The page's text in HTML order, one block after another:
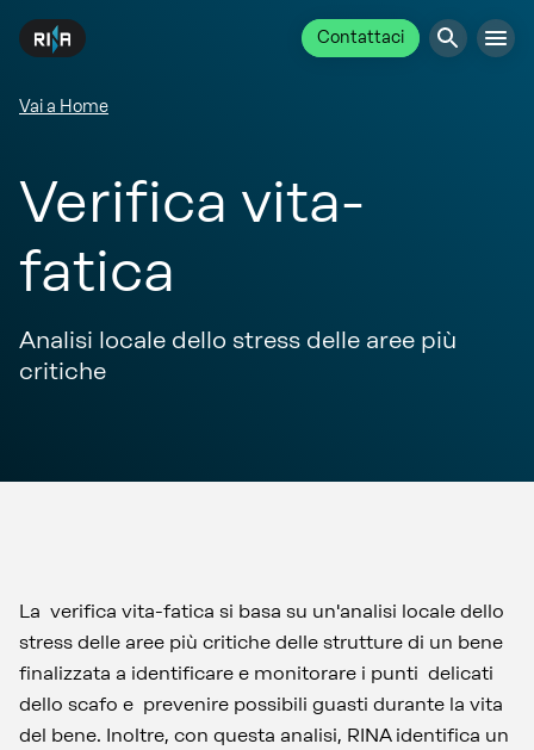
Contattaci
Vai a Home
Verifica vita-
fatica
Analisi locale dello stress delle aree più
critiche
La verifica vita-fatica si basa su un'analisi locale dello
stress delle aree più critiche delle strutture di un bene
finalizzata a identificare e monitorare i punti delicati
dello scafo e prevenire possibili guasti durante la vita
del bene. Inoltre, con questa analisi, RINA identifica un